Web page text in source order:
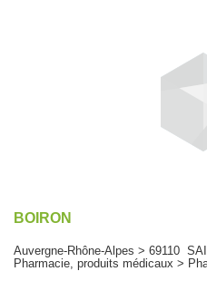
BOIRON
Auvergne-Rhône-Alpes > 69110
Pharmacie, produits médicaux >